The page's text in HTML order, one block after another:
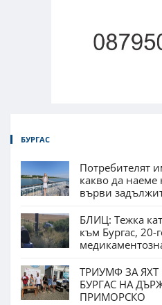
БУРГАС
Потребителят
какво да
върви
БЛИЦ: Тежка
към Бургас,
ТРИУМФ ЗА
БУРГАС НА
ПРИМОРСКО